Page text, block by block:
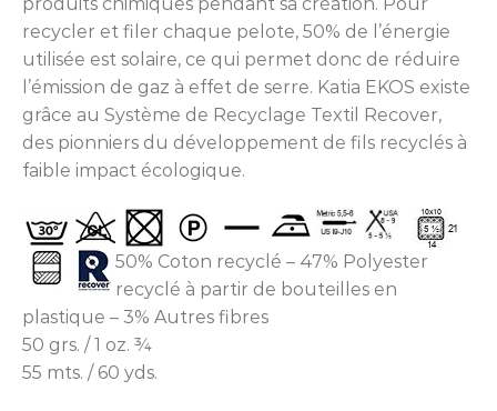
produits chimiques pendant sa création. Pour
recycler et filer chaque pelote, 50% de l’énergie
utilisée est solaire, ce qui permet donc de réduire
l’émission de gaz à effet de serre. Katia EKOS existe
grâce au Système de Recyclage Textil Recover,
des pionniers du développement de fils recyclés à
faible impact écologique.
50% Coton recyclé – 47% Polyester
recyclé à partir de bouteilles en
plastique – 3% Autres fibres
50 grs. / 1 oz. ¾
55 mts. / 60 yds.